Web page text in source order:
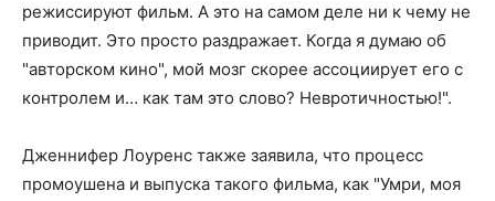
режиссируют фильм. А это на самом деле ни к чему не
приводит. Это просто раздражает. Когда я думаю об
"авторском кино", мой мозг скорее ассоциирует его с
контролем и… как там это слово? Невротичностью!".
Дженнифер Лоуренс также заявила, что процесс
промоушена и выпуска такого фильма, как "Умри, моя